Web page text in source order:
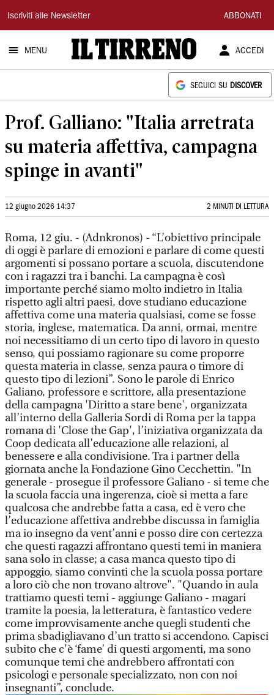
Il
Tirreno
Iscriviti alle Newsletter ABBONATI
MENU ACCEDI
SEGUICI SU DISCOVER
Prof. Galliano: "Italia arretrata
su materia affettiva, campagna
spinge in avanti"
12 giugno 2026 14:37 2 MINUTI DI LETTURA
Roma, 12 giu. - (Adnkronos) - “L’obiettivo principale
di oggi è parlare di emozioni e parlare di come questi
argomenti si possano portare a scuola, discutendone
con i ragazzi tra i banchi. La campagna è così
importante perché siamo molto indietro in Italia
rispetto agli altri paesi, dove studiano educazione
affettiva come una materia qualsiasi, come se fosse
storia, inglese, matematica. Da anni, ormai, mentre
noi necessitiamo di un certo tipo di lavoro in questo
senso, qui possiamo ragionare su come proporre
questa materia in classe, senza paura o timore di
questo tipo di lezioni”. Sono le parole di Enrico
Galiano, professore e scrittore, alla presentazione
della campagna 'Diritto a stare bene', organizzata
all’interno della Galleria Sordi di Roma per la tappa
romana di 'Close the Gap', l’iniziativa organizzata da
Coop dedicata all’educazione alle relazioni, al
benessere e alla condivisione. Tra i partner della
giornata anche la Fondazione Gino Cecchettin. "In
generale - prosegue il professore Galiano - si teme che
la scuola faccia una ingerenza, cioè si metta a fare
qualcosa che andrebbe fatta a casa, ed è vero che
l’educazione affettiva andrebbe discussa in famiglia
ma io insegno da vent’anni e posso dire con certezza
che questi ragazzi affrontano questi temi in maniera
sana solo in classe; a casa manca questo tipo di
appoggio, siamo convinti che la scuola possa portare
a loro ciò che non trovano altrove". "Quando in aula
trattiamo questi temi - aggiunge Galiano - magari
tramite la poesia, la letteratura, è fantastico vedere
come improvvisamente anche quegli studenti che
prima sbadigliavano d’un tratto si accendono. Capisci
subito che c'è ‘fame’ di questi argomenti, ma sono
comunque temi che andrebbero affrontati con
psicologi e personale specializzato, non con noi
insegnanti”, conclude.